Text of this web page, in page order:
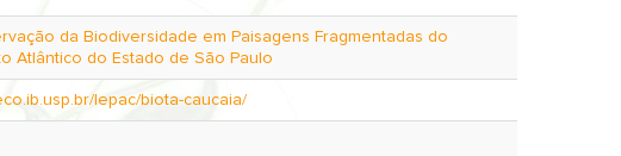
da Biodiversidade em Paisagens Fragmentadas do
Atlântico do Estado de São Paulo
lepac/biota-caucaia/